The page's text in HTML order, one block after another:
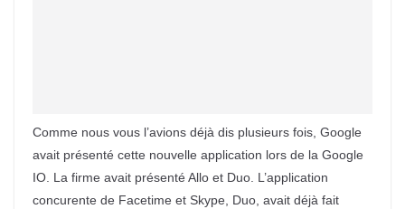
Comme nous vous l’avions déjà dis plusieurs fois, Google
avait présenté cette nouvelle application lors de la Google
IO. La firme avait présenté Allo et Duo. L’application
concurente de Facetime et Skype, Duo, avait déjà fait